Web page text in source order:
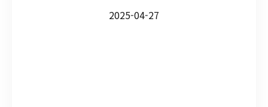
2025-04-27